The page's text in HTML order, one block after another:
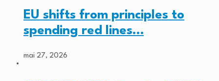
EU shifts from principles to
spending red lines…
mai 27, 2026